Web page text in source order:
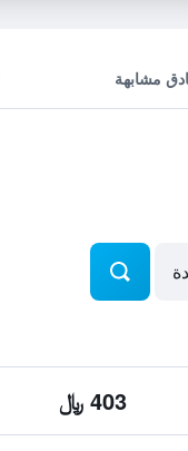
مشابهة
403 ﷼